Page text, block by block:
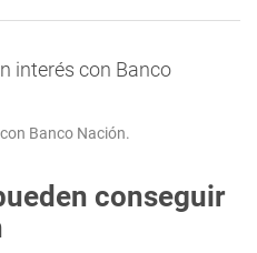
Banco Nación.
conseguir